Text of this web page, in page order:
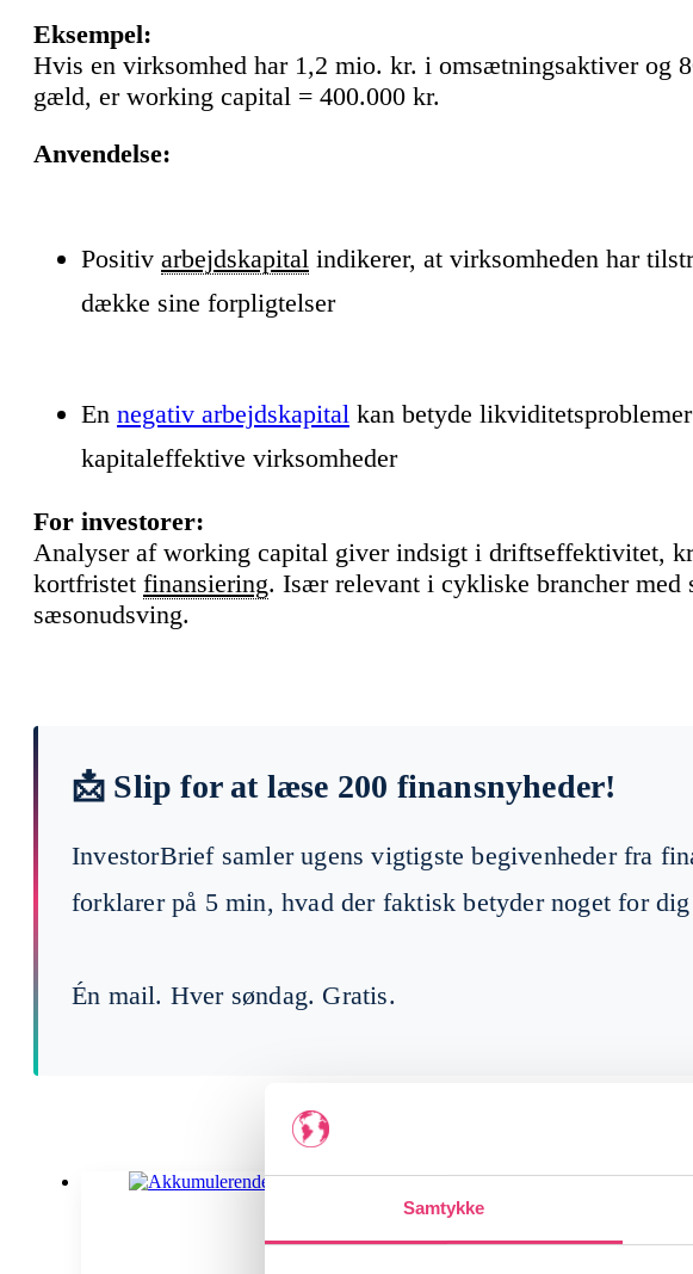
Samtykke
Eksempel:
Hvis en virksomhed har 1,2 mio. kr. i omsætningsaktiver og
gæld, er working capital = 400.000 kr.
Anvendelse:
Positiv arbejdskapital indikerer, at virksomheden har
dække sine forpligtelser
En negativ arbejdskapital kan betyde
kapitaleffektive virksomheder
For investorer:
Analyser af working capital giver indsigt i driftseffektivitet,
kortfristet finansiering. Især relevant i cykliske brancher med
sæsonudsving.
📩 Slip for at læse 200 finansnyheder!
InvestorBrief samler ugens vigtigste begivenheder fra
forklarer på 5 min, hvad der faktisk betyder noget for
Én mail. Hver søndag. Gratis.